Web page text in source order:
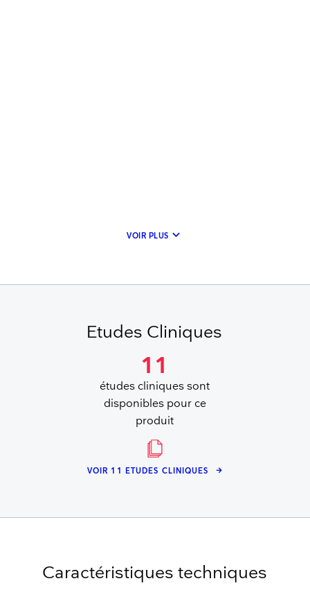
VOIR PLUS keyboard_arrow_down
Etudes Cliniques
11
études cliniques sont
disponibles pour ce
produit
VOIR 11 ETUDES CLINIQUES
Caractéristiques techniques